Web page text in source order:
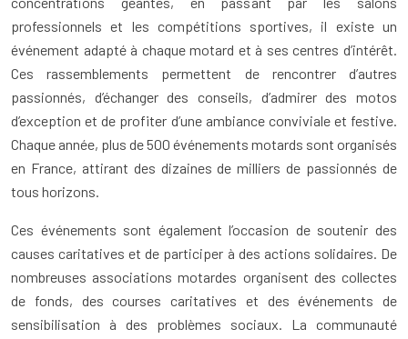
professionnels et les compétitions sportives, il existe un
événement adapté à chaque motard et à ses centres d’intérêt.
Ces rassemblements permettent de rencontrer d’autres
passionnés, d’échanger des conseils, d’admirer des motos
d’exception et de profiter d’une ambiance conviviale et festive.
Chaque année, plus de 500 événements motards sont organisés
en France, attirant des dizaines de milliers de passionnés de
tous horizons.
Ces événements sont également l’occasion de soutenir des
causes caritatives et de participer à des actions solidaires. De
nombreuses associations motardes organisent des collectes
de fonds, des courses caritatives et des événements de
sensibilisation à des problèmes sociaux. La communauté